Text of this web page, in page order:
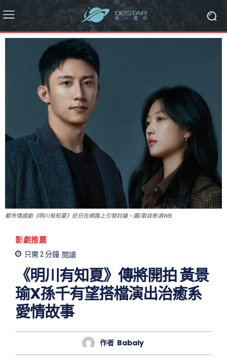
都市情感劇《明川有知夏》近日在網路上引發討論。圖/取自新浪WB
影劇推薦
只需 2分鐘 閱讀
《明川有知夏》傳將開拍 黃景
瑜X孫千有望搭檔演出治癒系
愛情故事
作者 Babaly